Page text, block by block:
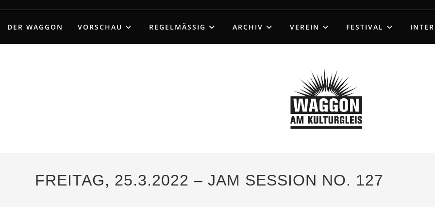
springen
DER WAGGON VORSCHAU REGELMÄSSIG ARCHIV VEREIN FESTIVAL
FREITAG, 25.3.2022 – JAM SESSION NO. 127